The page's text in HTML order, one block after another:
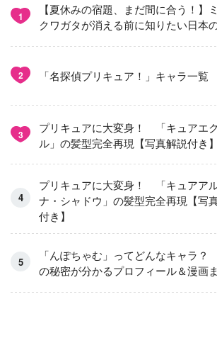
1
【夏休みの宿題、まだ間に合う！】
クワガタが消える前に知りたい日本
2 「名探偵プリキュア！」キャラ一覧
3
プリキュアに大変身！ 「キュアエ
ル」の髪型完全再現【写真解説付き】
プリキュアに大変身！ 「キュアア
ナ・シャドウ」の髪型完全再現【写
付き】
「んぽちゃむ」ってどんなキャラ
の秘密が分かるプロフィール＆漫画